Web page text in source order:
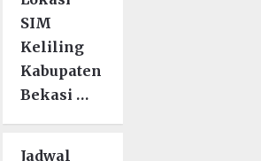
SIM
Keliling
Kabupaten
Bekasi …
Jadwal